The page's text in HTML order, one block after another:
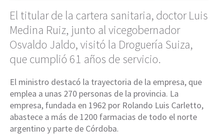
El titular de la cartera sanitaria, doctor Luis
Medina Ruiz, junto al vicegobernador
Osvaldo Jaldo, visitó la Droguería Suiza,
que cumplió 61 años de servicio.
El ministro destacó la trayectoria de la empresa, que
emplea a unas 270 personas de la provincia. La
empresa, fundada en 1962 por Rolando Luis Carletto,
abastece a más de 1200 farmacias de todo el norte
argentino y parte de Córdoba.